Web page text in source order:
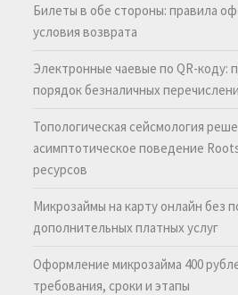
Билеты в обе стороны: правила
условия возврата
Электронные чаевые по QR-коду:
порядок безналичных
Топологическая сейсмология
асимптотическое поведение
ресурсов
Микрозаймы на карту онлайн без
дополнительных платных услуг
Оформление микрозайма 400
требования, сроки и этапы